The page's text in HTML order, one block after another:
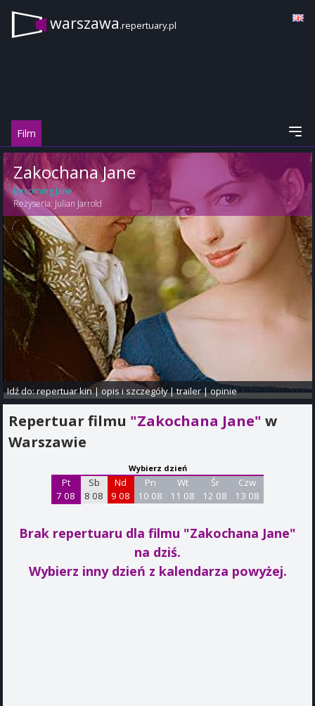
warszawa.repertuary.pl
Film
Zakochana Jane
Becoming Jane
Reżyseria: Julian Jarrold
Idź do:repertuar kin|opis i szczegóły|trailer|opinie
Repertuar filmu "Zakochana Jane" w
Warszawie
Wybierz dzień
Pt
7 08
Sb
8 08
Nd
9 08
Pn
10 08
Wt
11 08
Śr
12 08
Czw
13 08
Brak repertuaru dla filmu "Zakochana Jane"
na dziś.
Wybierz inny dzień z kalendarza powyżej.